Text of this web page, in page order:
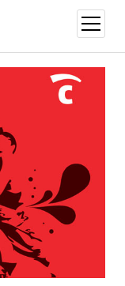
abrir
menú